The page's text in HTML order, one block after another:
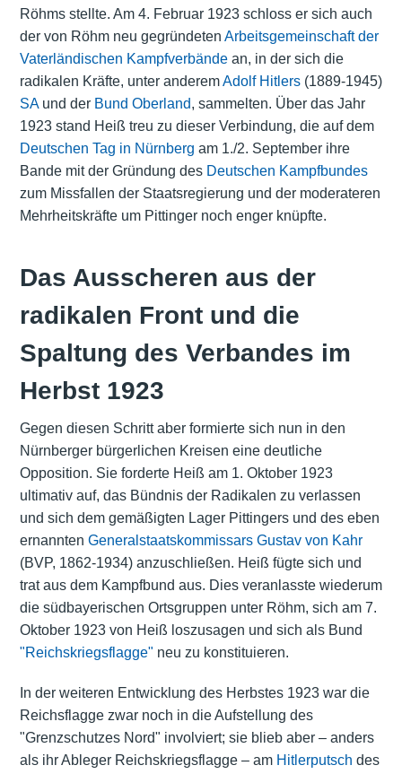
Röhms stellte. Am 4. Februar 1923 schloss er sich auch
der von Röhm neu gegründeten Arbeitsgemeinschaft der
Vaterländischen Kampfverbändean, in der sich die
radikalen Kräfte, unter anderemAdolf Hitlers(1889-1945)
SAund der Bund Oberland, sammelten. Über das Jahr
1923 stand Heiß treu zu dieser Verbindung, die auf dem
Deutschen Tag in Nürnberg am 1./2. September ihre
Bande mit der Gründung des Deutschen Kampfbundes
zum Missfallen der Staatsregierung und der moderateren
Mehrheitskräfte um Pittinger noch enger knüpfte.
Das Ausscheren aus der
radikalen Front und die
Spaltung des Verbandes im
Herbst 1923
Gegen diesen Schritt aber formierte sich nun in den
Nürnberger bürgerlichen Kreisen eine deutliche
Opposition. Sie forderte Heiß am 1. Oktober 1923
ultimativ auf, das Bündnis der Radikalen zu verlassen
und sich dem gemäßigten Lager Pittingers und des eben
ernannten Generalstaatskommissars Gustav von Kahr
(BVP, 1862-1934) anzuschließen. Heiß fügte sich und
trat aus dem Kampfbund aus. Dies veranlasste wiederum
die südbayerischen Ortsgruppen unter Röhm, sich am 7.
Oktober 1923 von Heiß loszusagen und sich als Bund
"Reichskriegsflagge" neu zu konstituieren.
In der weiteren Entwicklung des Herbstes 1923 war die
Reichsflagge zwar noch in die Aufstellung des
"Grenzschutzes Nord" involviert; sie blieb aber – anders
als ihr Ableger Reichskriegsflagge – am Hitlerputsch des